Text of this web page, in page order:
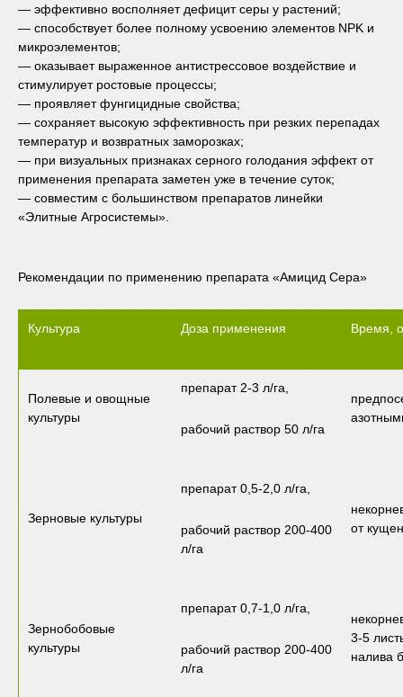
— эффективно восполняет дефицит серы у растений;
— способствует более полному усвоению элементов NPK и
микроэлементов;
— оказывает выраженное антистрессовое воздействие и
стимулирует ростовые процессы;
— проявляет фунгицидные свойства;
— сохраняет высокую эффективность при резких перепадах
температур и возвратных заморозках;
— при визуальных признаках серного голодания эффект от
применения препарата заметен уже в течение суток;
— совместим с большинством препаратов линейки
«Элитные Агросистемы».
Рекомендации по применению препарата «Амицид Сера»
Культура Доза применения Время,
Полевые и овощные
культуры
препарат 2-3 л/га,
рабочий раствор 50 л/га
Зерновые культуры
препарат 0,5-2,0 л/га,
рабочий раствор 200-400
л/га
от
Зернобобовые
культуры
препарат 0,7-1,0 л/га,
рабочий раствор 200-400
л/га
3-5
налива